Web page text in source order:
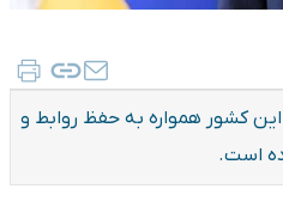
کشور همواره به حفظ روابط و
است.